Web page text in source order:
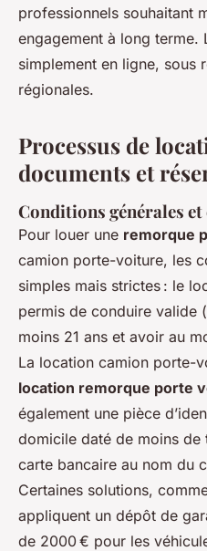
professionnels souhaitant
engagement à long terme.
simplement en ligne, sous
régionales.
Processus de
documents et
Conditions générales
Pour louer une remorque
camion porte-voiture, les
simples mais strictes : le
permis de conduire valide
moins 21 ans et avoir au
La location camion porte-
location remorque porte
également une pièce
domicile daté de moins de
carte bancaire au nom du
Certaines solutions,
appliquent un dépôt de
de 2000 € pour les